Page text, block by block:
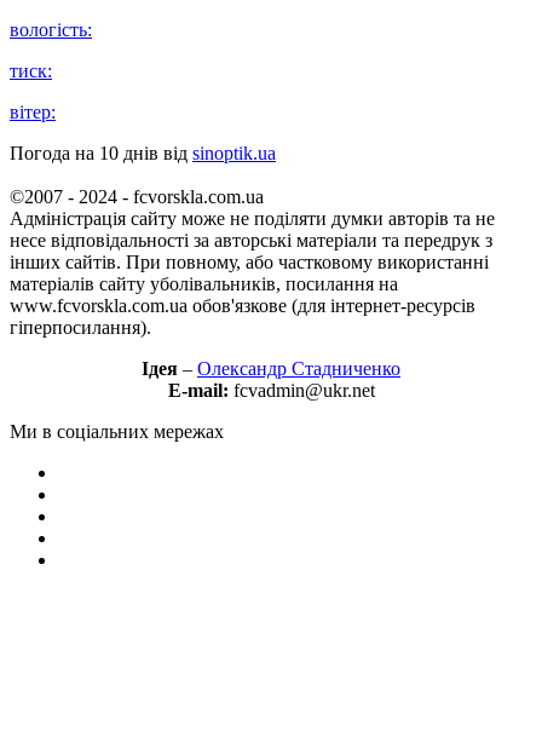
вологість:
тиск:
вітер:
Погода на 10 днів від sinoptik.ua
©2007 - 2024 - fcvorskla.com.ua
Адміністрація сайту може не поділяти думки авторів та не
несе відповідальності за авторські матеріали та передрук з
інших сайтів. При повному, або частковому використанні
матеріалів сайту уболівальників, посилання на
www.fcvorskla.com.ua обов'язкове (для інтернет-ресурсів
гіперпосилання).
Ідея – Олександр Стадниченко
E-mail: fcvadmin@ukr.net
Ми в соціальних мережах